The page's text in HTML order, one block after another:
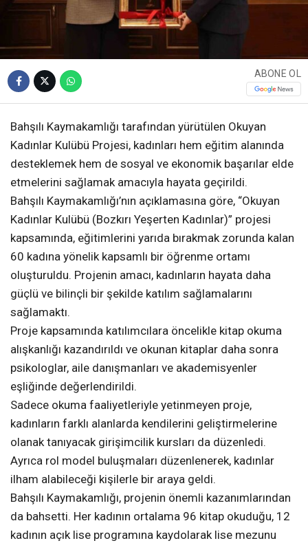
ABONE OL
Bahşılı Kaymakamlığı tarafından yürütülen Okuyan
Kadınlar Kulübü Projesi, kadınları hem eğitim alanında
desteklemek hem de sosyal ve ekonomik başarılar elde
etmelerini sağlamak amacıyla hayata geçirildi.
Bahşılı Kaymakamlığı’nın açıklamasına göre, “Okuyan
Kadınlar Kulübü (Bozkırı Yeşerten Kadınlar)” projesi
kapsamında, eğitimlerini yarıda bırakmak zorunda kalan
60 kadına yönelik kapsamlı bir öğrenme ortamı
oluşturuldu. Projenin amacı, kadınların hayata daha
güçlü ve bilinçli bir şekilde katılım sağlamalarını
sağlamaktı.
Proje kapsamında katılımcılara öncelikle kitap okuma
alışkanlığı kazandırıldı ve okunan kitaplar daha sonra
psikologlar, aile danışmanları ve akademisyenler
eşliğinde değerlendirildi.
Sadece okuma faaliyetleriyle yetinmeyen proje,
kadınların farklı alanlarda kendilerini geliştirmelerine
olanak tanıyacak girişimcilik kursları da düzenledi.
Ayrıca rol model buluşmaları düzenlenerek, kadınlar
ilham alabileceği kişilerle bir araya geldi.
Bahşılı Kaymakamlığı, projenin önemli kazanımlarından
da bahsetti. Her kadının ortalama 96 kitap okuduğu, 12
kadının açık lise programına kaydolarak lise mezunu